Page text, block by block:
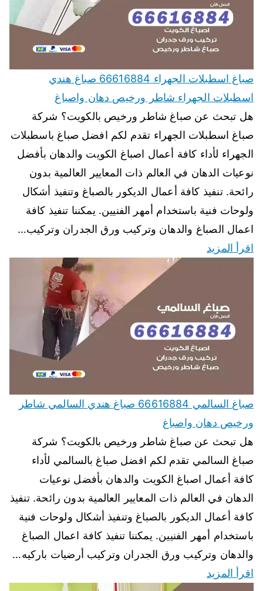
صباغ اسطبلات الجهراء 66616884 صباغ هندي
اسطبلات الجهراء شاطر ورخيص دهان واصباغ
هل تبحث عن صباغ شاطر ورخيص بالكويت؟ شركة
صباغ اسطبلات الجهراء تقدم لكم افضل صباغ باسطبلات
الجهراء لأداء كافة أعمال اصباغ الكويت والدهان بأفضل
نوعيات الدهان في العالم ذات المعايير العالمية بدون
رائحة. تنفيذ كافة أعمال الديكور بالصباغ وتنفيذ أشكال
ولوحات فنية باستخدام أمهر الفنيين. يمكننا تنفيذ كافة
اعمال الصباغ والدهان وتركيب ورق الجدران وتركيب…
اقرأ المزيد
صباغ السالمي 66616884 صباغ هندي السالمي شاطر
ورخيص دهان واصباغ
هل تبحث عن صباغ شاطر ورخيص بالكويت؟ شركة
صباغ السالمي تقدم لكم افضل صباغ بالسالمي لأداء
كافة أعمال اصباغ الكويت والدهان بأفضل نوعيات
الدهان في العالم ذات المعايير العالمية بدون رائحة. تنفيذ
كافة أعمال الديكور بالصباغ وتنفيذ أشكال ولوحات فنية
باستخدام أمهر الفنيين. يمكننا تنفيذ كافة اعمال الصباغ
والدهان وتركيب ورق الجدران وتركيب أرضيات باركيه…
اقرأ المزيد